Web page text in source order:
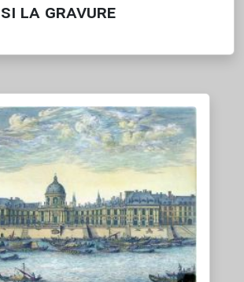
la gravure